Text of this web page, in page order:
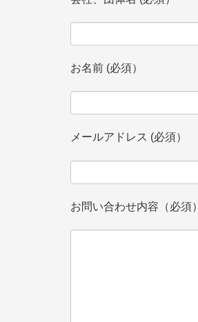
お名前 (必須）
メールアドレス (必須）
お問い合わせ内容（必須）